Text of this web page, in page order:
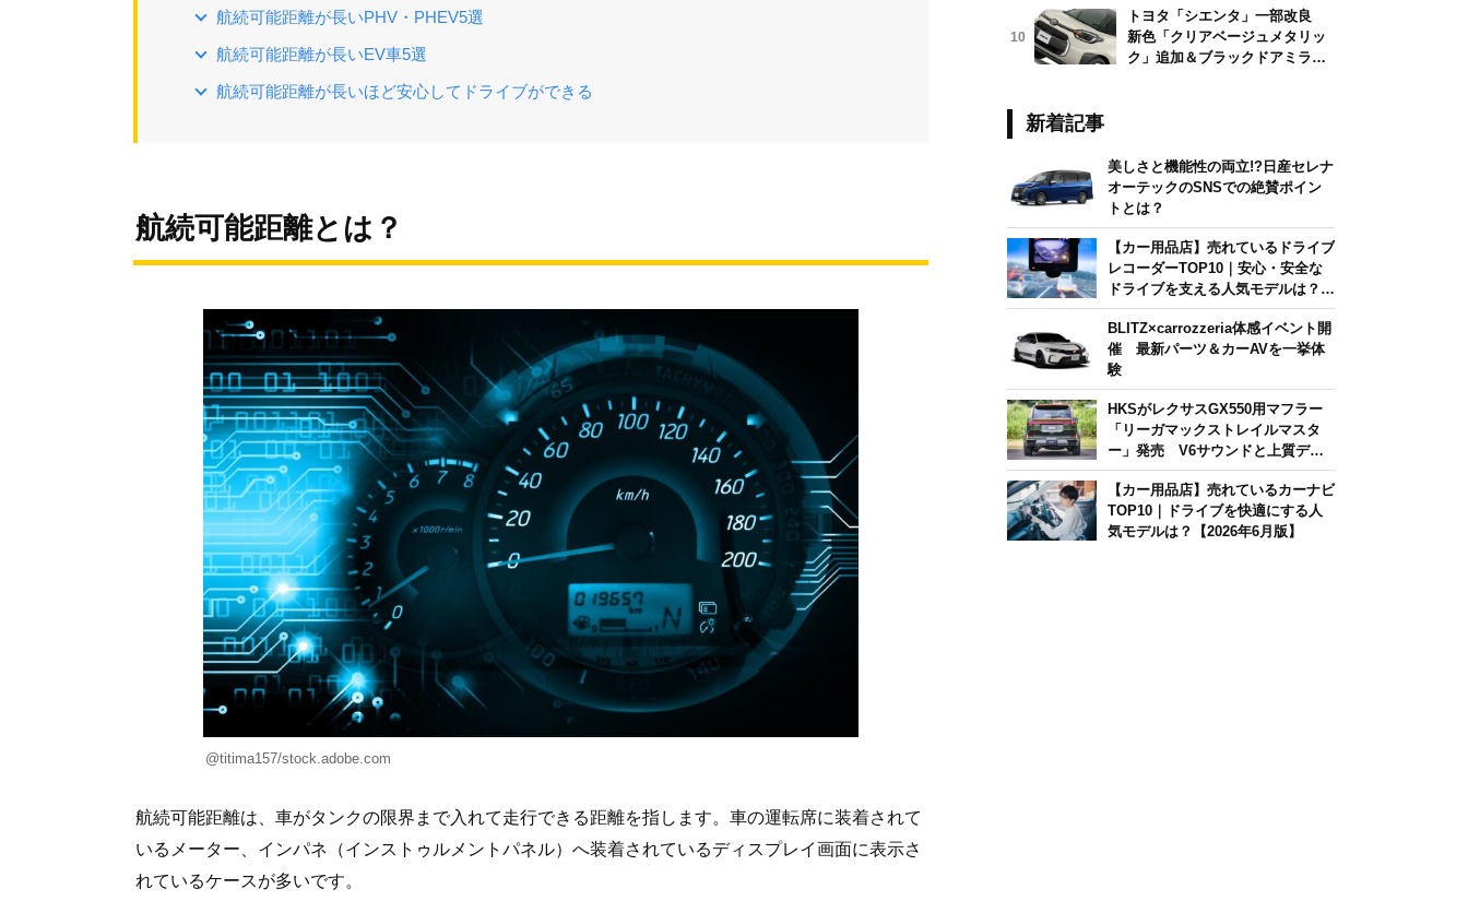
航続可能距離が長いPHV・PHEV5選
航続可能距離が長いEV車5選
航続可能距離が長いほど安心してドライブができる
航続可能距離とは？
@titima157/stock.adobe.com
航続可能距離は、車がタンクの限界まで入れて走行できる距離を指します。車の運転席に装着されて
いるメーター、インパネ（インストゥルメントパネル）へ装着されているディスプレイ画面に表示さ
れているケースが多いです。
10
トヨタ「シエンタ」一部改良
新色「クリアベージュメタリッ
ク」追加＆ブラックドアミラー
新着記事
美しさと機能性の両立!?日産セレナ
オーテックのSNSでの絶賛ポイン
トとは？
【カー用品店】売れているドライブ
レコーダーTOP10｜安心・安全な
ドライブを支える人気モデルは？
【2026年6月版】
BLITZ×carrozzeria体感イベント開
催 最新パーツ＆カーAVを一挙体
験
HKSがレクサスGX550用マフラー
「リーガマックストレイルマスタ
ー」発売 V6サウンドと上質デザ
インを両立
【カー用品店】売れているカーナビ
TOP10｜ドライブを快適にする人
気モデルは？【2026年6月版】